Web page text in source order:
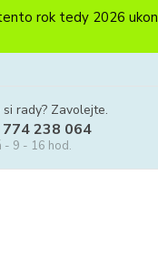
rok tedy 2026
rady? Zavolejte.
238 064
- 9 - 16 hod.